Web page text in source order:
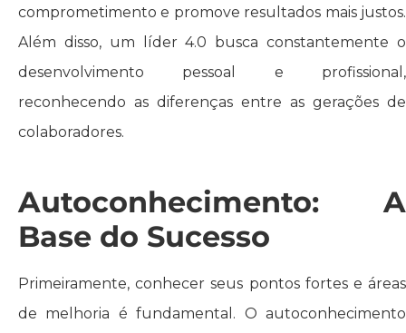
comprometimento e promove resultados mais justos.
Além disso, um líder 4.0 busca constantemente o
desenvolvimento pessoal e profissional,
reconhecendo as diferenças entre as gerações de
colaboradores.
Autoconhecimento: A
Base do Sucesso
Primeiramente, conhecer seus pontos fortes e áreas
de melhoria é fundamental. O autoconhecimento